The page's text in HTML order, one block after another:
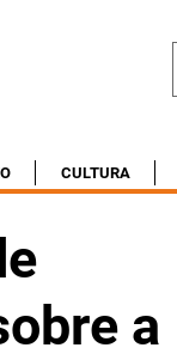
CULTURA
a